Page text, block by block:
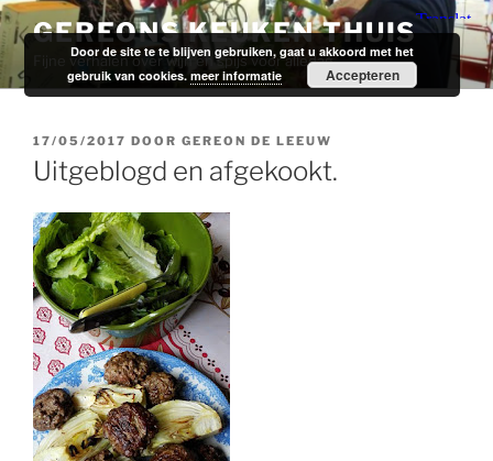
Ga
naar
de
inhoud
GEREONS KEUKEN THUIS
Fijne verhalen over wijn en spijs voor alledag.
GEPLAATST
OP
17/05/2017 DOOR GEREON DE LEEUW
Uitgeblogd en afgekookt.
Door de site te te blijven gebruiken, gaat u akkoord met het
gebruik van cookies.meer informatie Accepteren